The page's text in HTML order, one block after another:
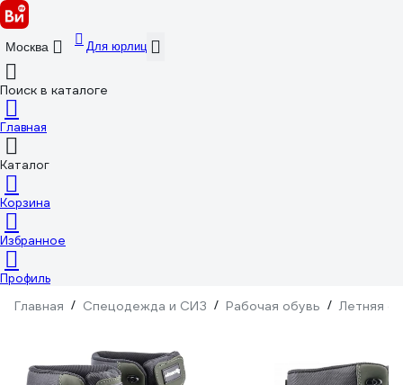
Москва Для юрлиц
Поиск в каталоге
Главная
Каталог
Корзина
Избранное
Профиль
Главная / Спецодежда и СИЗ / Рабочая обувь / Летняя